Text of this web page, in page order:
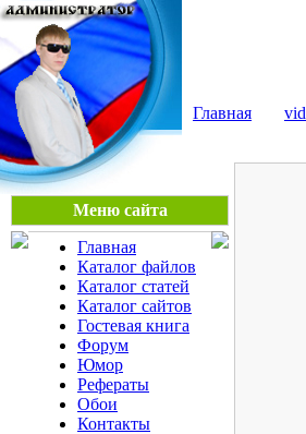
Главная
Меню сайта
Главная
Каталог файлов
Каталог статей
Каталог сайтов
Гостевая книга
Форум
Юмор
Рефераты
Обои
Контакты